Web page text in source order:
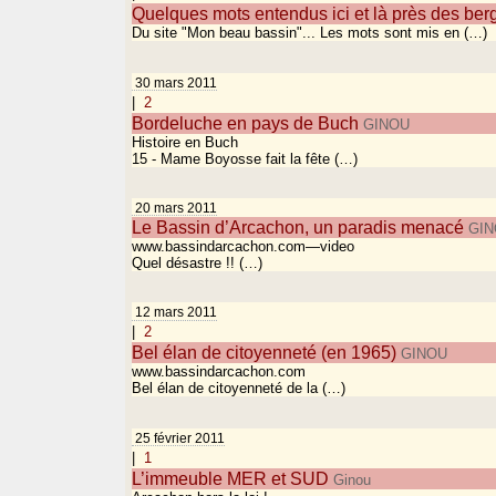
Quelques mots entendus ici et là près des
Du site "Mon beau bassin"... Les mots sont mis en (…)
30 mars 2011
| 2
Bordeluche en pays de Buch GINOU
Histoire en Buch
15 - Mame Boyosse fait la fête (…)
20 mars 2011
Le Bassin d’Arcachon, un paradis menacé
www.bassindarcachon.com—video
Quel désastre !! (…)
12 mars 2011
2
Bel élan de citoyenneté (en 1965) GINOU
www.bassindarcachon.com
Bel élan de citoyenneté de la (…)
25 février 2011
| 1
L’immeuble MER et SUD Ginou